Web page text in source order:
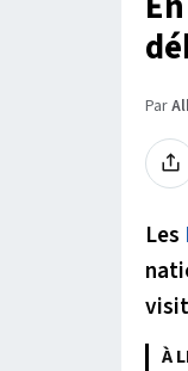
Par
Les
À